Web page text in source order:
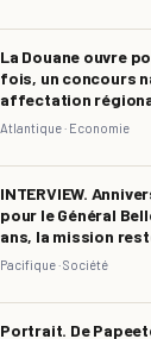
La Douane ouvre
fois, un concours
affectation
Atlantique · Economie
INTERVIEW.
pour le Général
ans, la mission
Pacifique ·Société
Portrait. De